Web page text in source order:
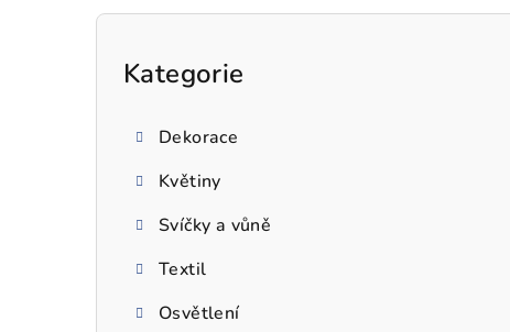
P
Přeskočit
Kategorie
Dekorace
Květiny
Svíčky a vůně
Textil
Osvětlení